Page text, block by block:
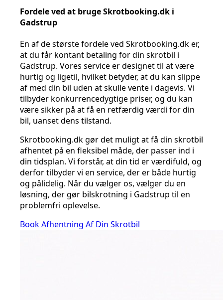
Fordele ved at bruge Skrotbooking.dk i
Gadstrup
En af de største fordele ved Skrotbooking.dk er,
at du får kontant betaling for din skrotbil i
Gadstrup. Vores service er designet til at være
hurtig og ligetil, hvilket betyder, at du kan slippe
af med din bil uden at skulle vente i dagevis. Vi
tilbyder konkurrencedygtige priser, og du kan
være sikker på at få en retfærdig værdi for din
bil, uanset dens tilstand.
Skrotbooking.dk gør det muligt at få din skrotbil
afhentet på en fleksibel måde, der passer ind i
din tidsplan. Vi forstår, at din tid er værdifuld, og
derfor tilbyder vi en service, der er både hurtig
og pålidelig. Når du vælger os, vælger du en
løsning, der gør bilskrotning i Gadstrup til en
problemfri oplevelse.
Book Afhentning Af Din Skrotbil